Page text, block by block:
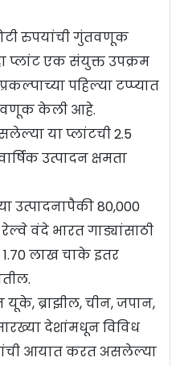
रुपयांची गुंतवणूक
प्लांट एक संयुक्त उपक्रम
पहिल्या टप्प्यात
केली आहे.
या प्लांटची 2.5
उत्पादन क्षमता
उत्पादनापैकी 80,000
वंदे भारत गाड्यांसाठी
1.70 लाख चाके इतर
यूके, ब्राझील, चीन, जपान,
देशांमधून विविध
आयात करत असलेल्या